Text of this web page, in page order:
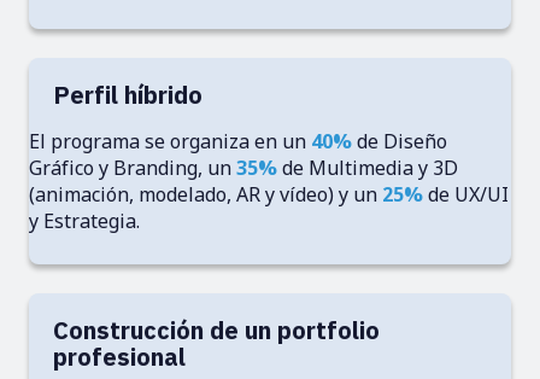
Perfil híbrido
El programa se organiza en un 40%de Diseño
Gráfico y Branding, un35%de Multimedia y 3D
(animación, modelado, AR y vídeo) y un 25%de UX/UI
y Estrategia.
Construcción de un portfolio
profesional